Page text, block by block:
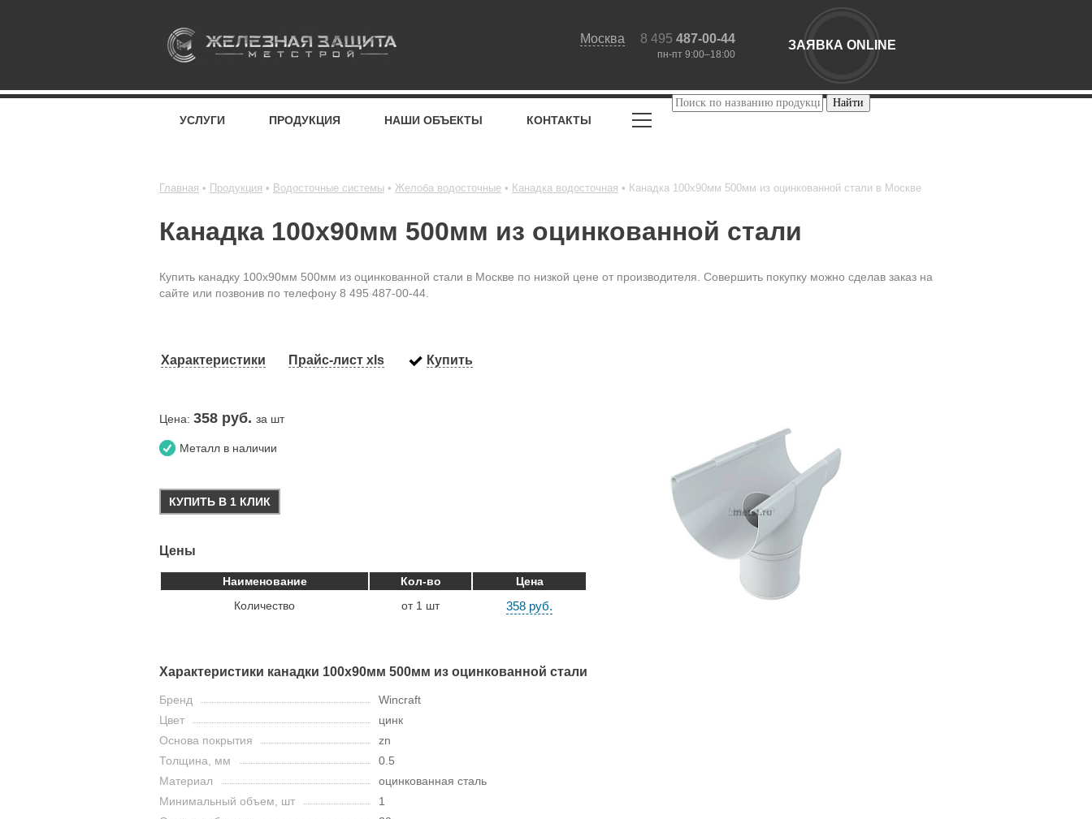
Москва 8 495 487-00-44
пн-пт 9:00–18:00
ЗАЯВКА ONLINE
УСЛУГИ ПРОДУКЦИЯ НАШИ ОБЪЕКТЫ КОНТАКТЫ
Главная Продукция Водосточные системы Желоба водосточные Канадка водосточная Канадка 100x90мм 500мм из оцинкованной стали в Москве
Канадка 100x90мм 500мм из оцинкованной стали
Купить канадку 100x90мм 500мм из оцинкованной стали в Москве по низкой цене от производителя. Совершить покупку можно сделав заказ на
сайте или позвонив по телефону 8 495 487-00-44.
Характеристики Прайс-лист xls Купить
Цена: 358 руб. за шт
Металл в наличии
КУПИТЬ В 1 КЛИК
Цены
Наименование Кол-во
Цена
Количество
от 1 шт 358 руб.
Характеристики канадки 100x90мм 500мм из оцинкованной стали
Бренд
Wincraft
Цвет
цинк
Основа покрытия
zn
Толщина, мм
0.5
Материал
оцинкованная сталь
Минимальный объем, шт
1